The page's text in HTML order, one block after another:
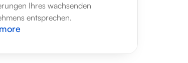
Ihres wachsenden
entsprechen.